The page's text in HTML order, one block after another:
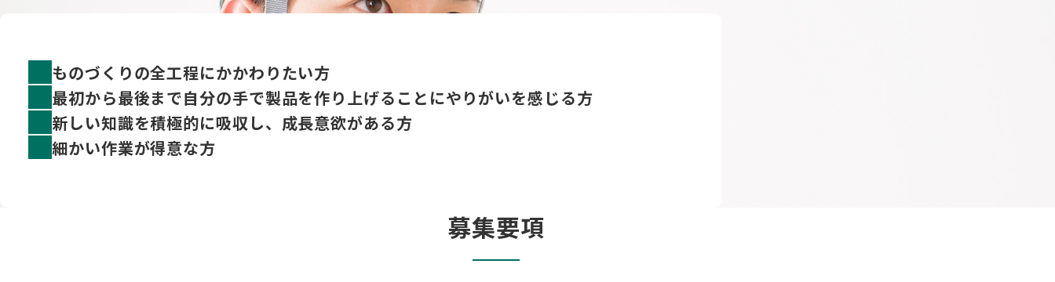
ものづくりの全工程にかかわりたい方
最初から最後まで自分の手で製品を作り上げることにやりがいを感じる方
新しい知識を積極的に吸収し、成長意欲がある方
細かい作業が得意な方
募集要項